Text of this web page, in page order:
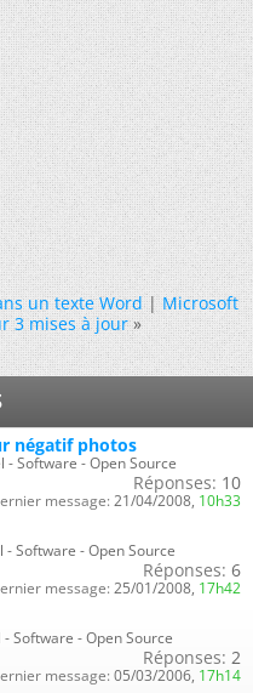
un texte Word|Microsoft
3 mises à jour »
négatif photos
Software - Open Source
Réponses: 10
message: 21/04/2008, 10h33
Software - Open Source
Réponses: 6
message: 25/01/2008, 17h42
Software - Open Source
Réponses: 2
message: 05/03/2006, 17h14